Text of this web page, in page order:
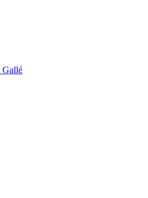
Gallé